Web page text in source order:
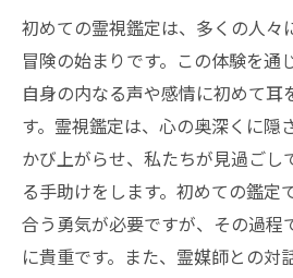
心の奥深くに潜む欲望を霊
欲望の解放へ導く霊視
霊視鑑定で心の奥底の
秘められた欲望を見つ
霊視鑑定がもたらす欲
心の欲望を霊視鑑定で
チ
霊視鑑定を通じた欲望
初めての霊視鑑定は、多くの人々
冒険の始まりです。この体験を通
自身の内なる声や感情に初めて耳
す。霊視鑑定は、心の奥深くに隠
かび上がらせ、私たちが見過ごし
る手助けをします。初めての鑑定
合う勇気が必要ですが、その過程
に貴重です。また、霊媒師との対